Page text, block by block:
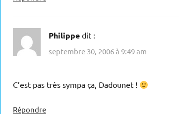
Philippe dit :
septembre 30, 2006 à 9:49 am
C’est pas très sympa ça, Dadounet !
Répondre